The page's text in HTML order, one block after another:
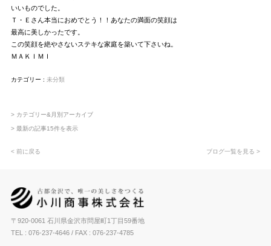
いいものでした。
Ｔ・Ｅさん本当におめでとう！！あなたの満面の笑顔は
最高に美しかったです。
この笑顔を絶やさないステキな家庭を築いて下さいね。
ＭＡＫＩＭＩ
カテゴリー : 未分類
> カテゴリー&月別アーカイブ
> 最新の記事15件を表示
< 前に戻る ブログ一覧を見る >
〒920-0061 石川県金沢市問屋町1丁目59番地
TEL : 076-237-4646/ FAX : 076-237-4785